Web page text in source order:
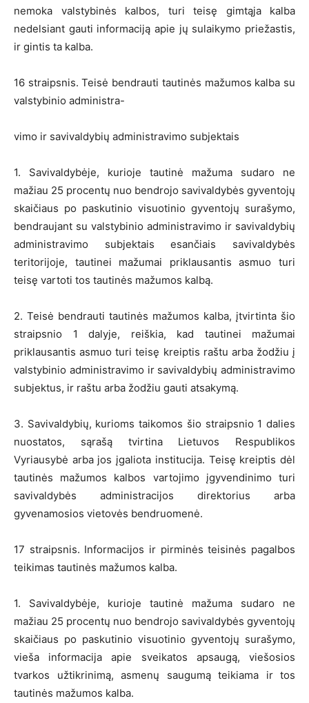
nemoka valstybinės kalbos, turi teisę gimtąja kalba
nedelsiant gauti informaciją apie jų sulaikymo priežastis,
ir gintis ta kalba.
16 straipsnis. Teisė bendrauti tautinės mažumos kalba su
valstybinio administra-
vimo ir savivaldybių administravimo subjektais
1. Savivaldybėje, kurioje tautinė mažuma sudaro ne
mažiau 25 procentų nuo bendrojo savivaldybės gyventojų
skaičiaus po paskutinio visuotinio gyventojų surašymo,
bendraujant su valstybinio administravimo ir savivaldybių
administravimo subjektais esančiais savivaldybės
teritorijoje, tautinei mažumai priklausantis asmuo turi
teisę vartoti tos tautinės mažumos kalbą.
2. Teisė bendrauti tautinės mažumos kalba, įtvirtinta šio
straipsnio 1 dalyje, reiškia, kad tautinei mažumai
priklausantis asmuo turi teisę kreiptis raštu arba žodžiu į
valstybinio administravimo ir savivaldybių administravimo
subjektus, ir raštu arba žodžiu gauti atsakymą.
3. Savivaldybių, kurioms taikomos šio straipsnio 1 dalies
nuostatos, sąrašą tvirtina Lietuvos Respublikos
Vyriausybė arba jos įgaliota institucija. Teisę kreiptis dėl
tautinės mažumos kalbos vartojimo įgyvendinimo turi
savivaldybės administracijos direktorius arba
gyvenamosios vietovės bendruomenė.
17 straipsnis. Informacijos ir pirminės teisinės pagalbos
teikimas tautinės mažumos kalba.
1. Savivaldybėje, kurioje tautinė mažuma sudaro ne
mažiau 25 procentų nuo bendrojo savivaldybės gyventojų
skaičiaus po paskutinio visuotinio gyventojų surašymo,
vieša informacija apie sveikatos apsaugą, viešosios
tvarkos užtikrinimą, asmenų saugumą teikiama ir tos
tautinės mažumos kalba.